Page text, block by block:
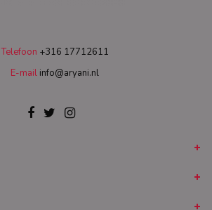
Telefoon +316 17712611
E-mail info@aryani.nl